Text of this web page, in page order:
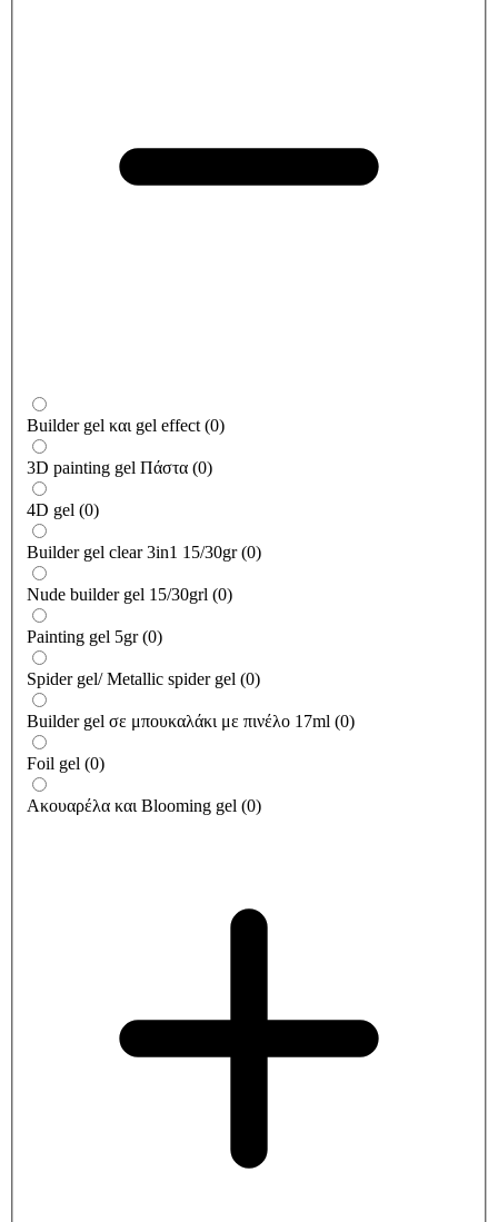
Builder gel και gel effect (0)
3D painting gel Πάστα (0)
4D gel (0)
Builder gel clear 3in1 15/30gr (0)
Nude builder gel 15/30grl (0)
Painting gel 5gr (0)
Spider gel/ Metallic spider gel (0)
Builder gel σε μπουκαλάκι με πινέλο 17ml (0)
Foil gel (0)
Ακουαρέλα και Blooming gel (0)